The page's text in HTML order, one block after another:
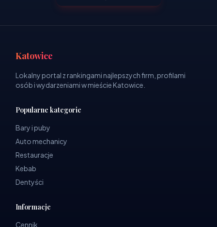
Katowice
Lokalny portal z rankingami najlepszych firm, profilami
osób i wydarzeniami w mieście Katowice.
Popularne kategorie
Bary i puby
Auto mechanicy
Restauracje
Kebab
Dentyści
Informacje
Cennik